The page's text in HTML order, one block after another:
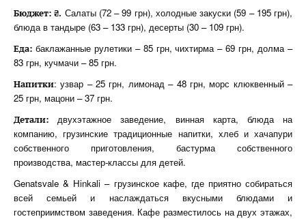
Бюджет: ₴. Салаты (72 – 99 грн), холодные закуски (59 – 195 грн),
блюда в тандыре (63 – 133 грн), десерты (30 – 109 грн).
Еда: баклажанные рулетики – 85 грн, чихтирма – 69 грн, долма –
83 грн, кучмачи – 85 грн.
Напитки: узвар – 25 грн, лимонад – 48 грн, морс клюквенный –
25 грн, мацони – 37 грн.
Детали: двухэтажное заведение, винная карта, блюда на
компанию, грузинские традиционные напитки, хлеб и хачапури
собственного приготовления, бастурма собственного
производства, мастер-классы для детей.
Genatsvale & Hinkali – грузинское кафе, где приятно собираться
всей семьей и наслаждаться вкусными блюдами и
гостеприимством заведения. Кафе разместилось на двух этажах,